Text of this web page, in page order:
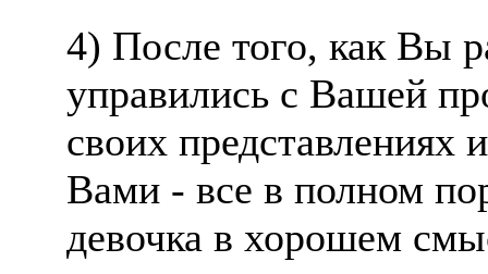
4) После того, как Вы
управились с Вашей
своих представлениях
Вами - все в полном
девочка в хорошем